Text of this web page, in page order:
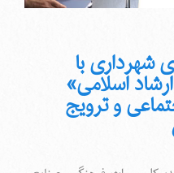
شهرداری با
اسلامی»
و ترویج